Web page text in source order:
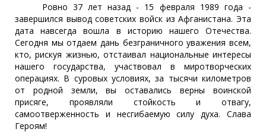
Ровно 37 лет назад - 15 февраля 1989 года -
завершился вывод советских войск из Афганистана. Эта
дата навсегда вошла в историю нашего Отечества.
Сегодня мы отдаем дань безграничного уважения всем,
кто, рискуя жизнью, отстаивал национальные интересы
нашего государства, участвовал в миротворческих
операциях. В суровых условиях, за тысячи километров
от родной земли, вы оставались верны воинской
присяге, проявляли стойкость и отвагу,
самоотверженность и несгибаемую силу духа. Слава
Героям!